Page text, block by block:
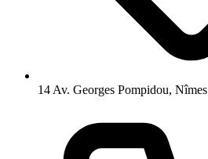
14 Av. Georges Pompidou, Nîmes